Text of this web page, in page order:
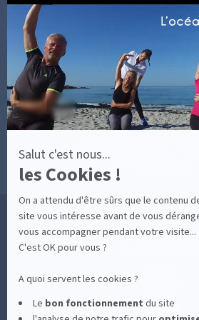
Salut c'est nous...
les Cookies !
On a attendu d'être sûrs que le contenu
site vous intéresse avant de vous
vous accompagner pendant votre visite...
C'est OK pour vous ?
A quoi servent les cookies ?
Le bon fonctionnement du site
LES COACHS
SOINS AVEC
BONNES RAISONS DE
MON COMPTE
MON PANIER
ACCÈS
CONTACT
MESURES D'HYGIÈNE
POLITIQUE DE
MENTIONS LÉGALES
36 RUE DES SABLES BLANCS - 29900
CLIQUEZ-ICI POUR MODIFIER VOS